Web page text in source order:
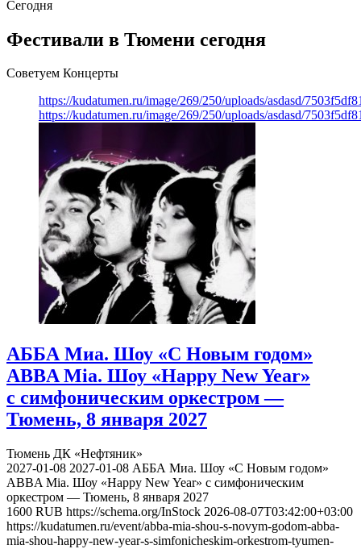
Сегодня
Фестивали в Тюмени сегодня
Советуем Концерты
https://kudatumen.ru/image/269/250/uploads/asdasd/
https://kudatumen.ru/image/269/250/uploads/asdasd/
АББА Миа. Шоу «С Новым годом»
ABBA Mia. Шоу «Happy New Year»
с симфоническим оркестром —
Тюмень, 8 января 2027
Тюмень ДК «Нефтяник»
2027-01-08 2027-01-08 АББА Миа. Шоу «С Новым годом»
ABBA Mia. Шоу «Happy New Year» с симфоническим
оркестром — Тюмень, 8 января 2027
1600 RUB https://schema.org/InStock 2026-08-07T03:42:00+03:00
https://kudatumen.ru/event/abba-mia-shou-s-novym-godom-abba-
mia-shou-happy-new-year-s-simfonicheskim-orkestrom-tyumen-